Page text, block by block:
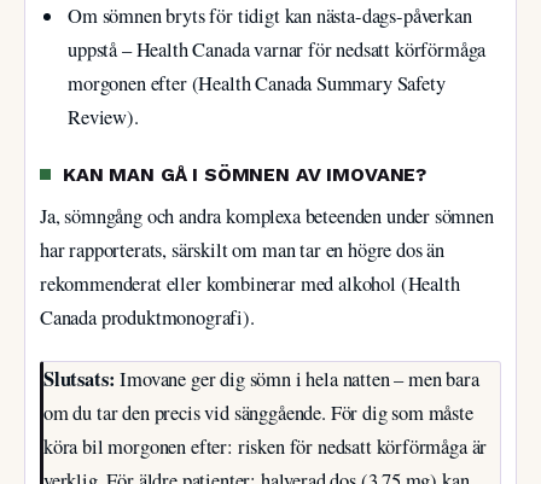
Om sömnen bryts för tidigt kan nästa-dags-påverkan
uppstå – Health Canada varnar för nedsatt körförmåga
morgonen efter (Health Canada Summary Safety
Review).
KAN MAN GÅ I SÖMNEN AV IMOVANE?
Ja, sömngång och andra komplexa beteenden under sömnen
har rapporterats, särskilt om man tar en högre dos än
rekommenderat eller kombinerar med alkohol (Health
Canada produktmonografi).
Slutsats: Imovane ger dig sömn i hela natten – men bara
om du tar den precis vid sänggående. För dig som måste
köra bil morgonen efter: risken för nedsatt körförmåga är